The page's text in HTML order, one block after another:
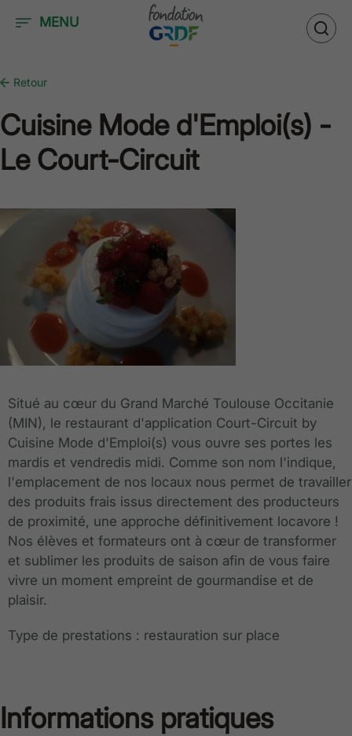
MENU
Retour
Cuisine Mode d'Emploi(s) -
Le Court-Circuit
Situé au cœur du Grand Marché Toulouse Occitanie
(MIN), le restaurant d'application Court-Circuit by
Cuisine Mode d'Emploi(s) vous ouvre ses portes les
mardis et vendredis midi. Comme son nom l'indique,
l'emplacement de nos locaux nous permet de travailler
des produits frais issus directement des producteurs
de proximité, une approche définitivement locavore !
Nos élèves et formateurs ont à cœur de transformer
et sublimer les produits de saison afin de vous faire
vivre un moment empreint de gourmandise et de
plaisir.
Type de prestations : restauration sur place
Informations pratiques